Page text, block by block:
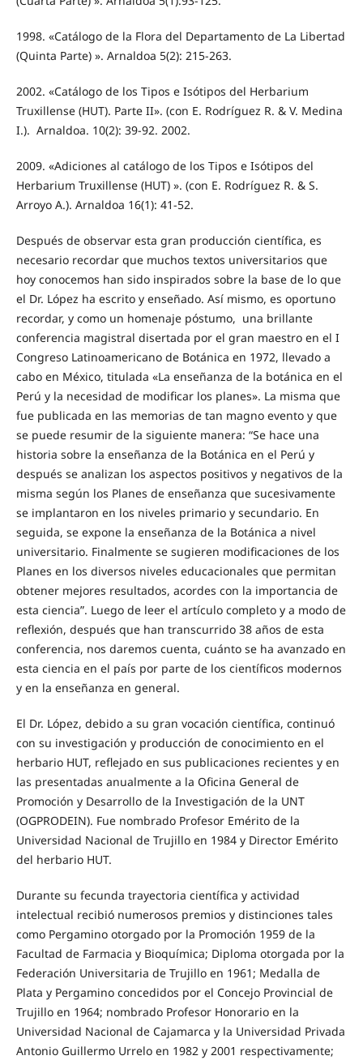
1998. «Catálogo de la Flora del Departamento de La Libertad
(Quinta Parte) ». Arnaldoa 5(2): 215-263.
2002. «Catálogo de los Tipos e Isótipos del Herbarium
Truxillense (HUT). Parte II». (con E. Rodríguez R. & V. Medina
I.). Arnaldoa. 10(2): 39-92. 2002.
2009. «Adiciones al catálogo de los Tipos e Isótipos del
Herbarium Truxillense (HUT) ». (con E. Rodríguez R. & S.
Arroyo A.). Arnaldoa 16(1): 41-52.
Después de observar esta gran producción científica, es
necesario recordar que muchos textos universitarios que
hoy conocemos han sido inspirados sobre la base de lo que
el Dr. López ha escrito y enseñado. Así mismo, es oportuno
recordar, y como un homenaje póstumo, una brillante
conferencia magistral disertada por el gran maestro en el I
Congreso Latinoamericano de Botánica en 1972, llevado a
cabo en México, titulada «La enseñanza de la botánica en el
Perú y la necesidad de modificar los planes». La misma que
fue publicada en las memorias de tan magno evento y que
se puede resumir de la siguiente manera: “Se hace una
historia sobre la enseñanza de la Botánica en el Perú y
después se analizan los aspectos positivos y negativos de la
misma según los Planes de enseñanza que sucesivamente
se implantaron en los niveles primario y secundario. En
seguida, se expone la enseñanza de la Botánica a nivel
universitario. Finalmente se sugieren modificaciones de los
Planes en los diversos niveles educacionales que permitan
obtener mejores resultados, acordes con la importancia de
esta ciencia”. Luego de leer el artículo completo y a modo de
reflexión, después que han transcurrido 38 años de esta
conferencia, nos daremos cuenta, cuánto se ha avanzado en
esta ciencia en el país por parte de los científicos modernos
y en la enseñanza en general.
El Dr. López, debido a su gran vocación científica, continuó
con su investigación y producción de conocimiento en el
herbario HUT, reflejado en sus publicaciones recientes y en
las presentadas anualmente a la Oficina General de
Promoción y Desarrollo de la Investigación de la UNT
(OGPRODEIN). Fue nombrado Profesor Emérito de la
Universidad Nacional de Trujillo en 1984 y Director Emérito
del herbario HUT.
Durante su fecunda trayectoria científica y actividad
intelectual recibió numerosos premios y distinciones tales
como Pergamino otorgado por la Promoción 1959 de la
Facultad de Farmacia y Bioquímica; Diploma otorgada por la
Federación Universitaria de Trujillo en 1961; Medalla de
Plata y Pergamino concedidos por el Concejo Provincial de
Trujillo en 1964; nombrado Profesor Honorario en la
Universidad Nacional de Cajamarca y la Universidad Privada
Antonio Guillermo Urrelo en 1982 y 2001 respectivamente;